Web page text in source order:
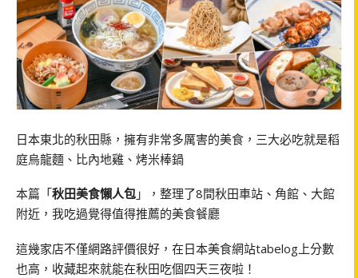
日本東北的秋田縣，擁有非常多厲害的美食，三大必吃就是稻
庭烏龍麵、比內地雞、烤米棒鍋
本篇「秋田美食懶人包 」，整理了8間秋田車站、角館、大館
附近，我吃過覺得值得推薦的美食餐廳
這幾家店不僅網路評價很好，在日本美食網站tabelog上分數
也高，收藏起來就能在秋田吃個四天三夜啦！